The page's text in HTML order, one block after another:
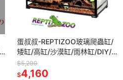
蛋叔叔-REPTIZOO玻璃爬蟲缸/
矮缸/高缸/沙漠缸/雨林缸/DIY/
可堆疊/爬蟲箱/寵物箱/爬缸/造
景缸
$5,200
$4,160